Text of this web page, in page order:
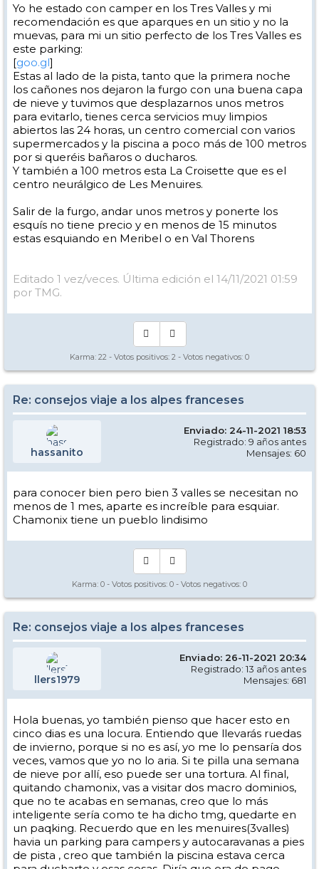
Yo he estado con camper en los Tres Valles y mi
recomendación es que aparques en un sitio y no la
muevas, para mi un sitio perfecto de los Tres Valles es
este parking:
[goo.gl]
Estas al lado de la pista, tanto que la primera noche
los cañones nos dejaron la furgo con una buena capa
de nieve y tuvimos que desplazarnos unos metros
para evitarlo, tienes cerca servicios muy limpios
abiertos las 24 horas, un centro comercial con varios
supermercados y la piscina a poco más de 100 metros
por si queréis bañaros o ducharos.
Y también a 100 metros esta La Croisette que es el
centro neurálgico de Les Menuires.
Salir de la furgo, andar unos metros y ponerte los
esquís no tiene precio y en menos de 15 minutos
estas esquiando en Meribel o en Val Thorens
Editado 1 vez/veces. Última edición el 14/11/2021 01:59
por TMG.
Karma: 22 - Votos positivos: 2 - Votos negativos: 0
Re: consejos viaje a los alpes franceses
hassanito
Enviado: 24-11-2021 18:53
Registrado: 9 años antes
Mensajes: 60
para conocer bien pero bien 3 valles se necesitan no
menos de 1 mes, aparte es increíble para esquiar.
Chamonix tiene un pueblo lindisimo
Karma: 0 - Votos positivos: 0 - Votos negativos: 0
Re: consejos viaje a los alpes franceses
llers1979
Enviado: 26-11-2021 20:34
Registrado: 13 años antes
Mensajes: 681
Hola buenas, yo también pienso que hacer esto en
cinco dias es una locura. Entiendo que llevarás ruedas
de invierno, porque si no es así, yo me lo pensaría dos
veces, vamos que yo no lo aria. Si te pilla una semana
de nieve por allí, eso puede ser una tortura. Al final,
quitando chamonix, vas a visitar dos macro dominios,
que no te acabas en semanas, creo que lo más
inteligente sería como te ha dicho tmg, quedarte en
un paqking. Recuerdo que en les menuires(3valles)
havia un parking para campers y autocaravanas a pies
de pista , creo que también la piscina estava cerca